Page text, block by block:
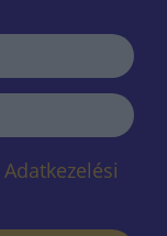
Adatkezelési